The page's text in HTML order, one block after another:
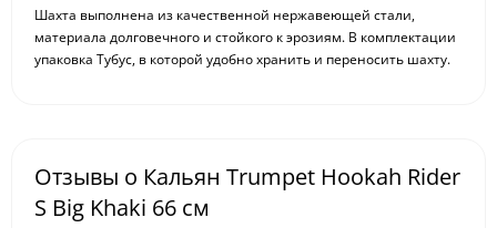
Шахта выполнена из качественной нержавеющей стали,
материала долговечного и стойкого к эрозиям. В комплектации
упаковка Тубус, в которой удобно хранить и переносить шахту.
Отзывы о Кальян Trumpet Hookah Rider
S Big Khaki 66 см